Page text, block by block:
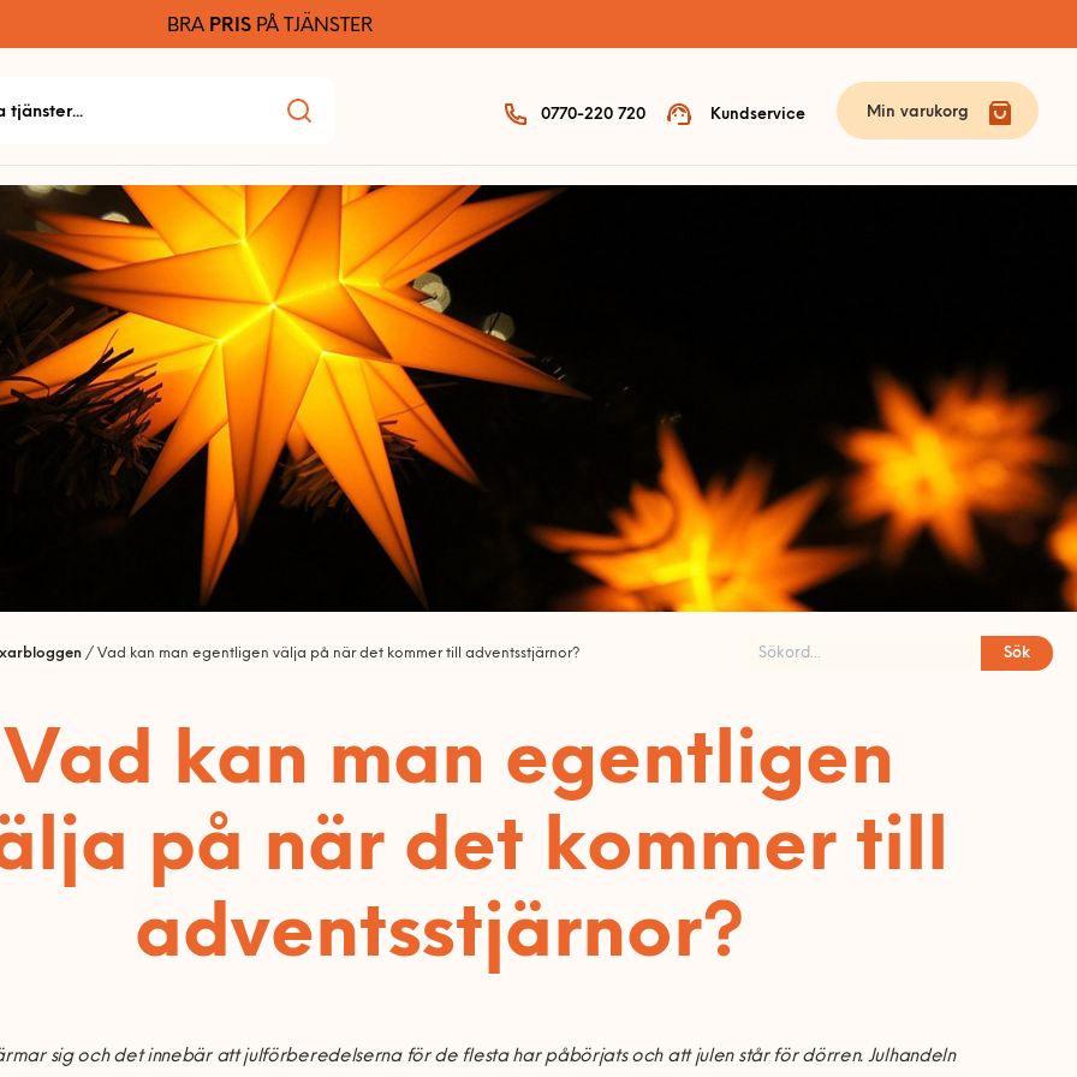
BRA PRISPÅ TJÄNSTER
0770-220 720 Kundservice Min varukorg
/ Vad kan man egentligen välja på när det kommer till adventsstjärnor? Sök
Vad kan man egentligen
på när det kommer till
adventsstjärnor?
sig och det innebär att julförberedelserna för de flesta har påbörjats och att julen står för dörren. Julhandeln